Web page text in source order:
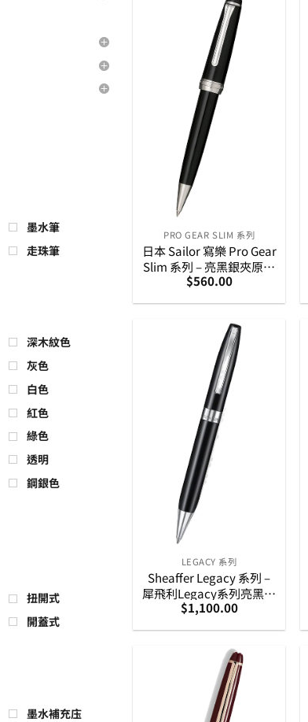
墨水筆
走珠筆
深木紋色
灰色
白色
紅色
綠色
透明
鋼銀色
扭開式
開蓋式
墨水補充庒
PRO GEAR SLIM 系列
日本 Sailor 寫樂 Pro Gear
Slim 系列 – 亮黑銀夾原子
筆 (16-0707-220)
$560.00
LEGACY 系列
Sheaffer Legacy 系列 –
犀飛利Legacy系列亮黑銀
夾原子筆 (E2906451)
$1,100.00